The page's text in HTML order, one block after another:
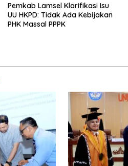
Pemkab Lamsel Klarifikasi Isu
UU HKPD: Tidak Ada Kebijakan
PHK Massal PPPK